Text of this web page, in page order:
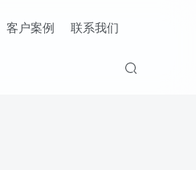
客户案例 联系我们